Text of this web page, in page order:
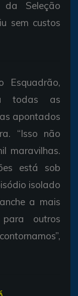
Seleção
sem custos
Esquadrão,
todas as
apontados
“Isso não
maravilhas.
está sob
isolado
a mais
outros